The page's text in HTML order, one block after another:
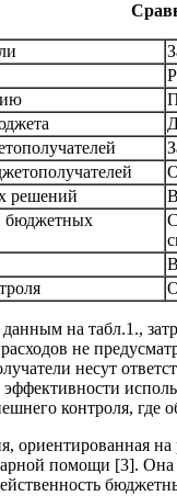
решений
бюджетных
на табл.1.,
не
несут
контроля, где
на
помощи [3]. Она